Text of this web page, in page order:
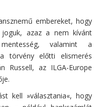
embereket, hogy
azaz a nem kívánt
valamint a
törvény előtti elismerés
az ILGA-Europe
kell »választania«, hogy